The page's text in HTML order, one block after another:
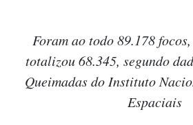
Foram ao todo 89.178
totalizou 68.345, segundo
Queimadas do Instituto
Espaciais